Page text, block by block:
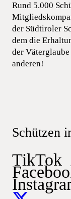
Rund 5.000
der Südtiroler
dem die
der
anderen!
Schützen
TikTok